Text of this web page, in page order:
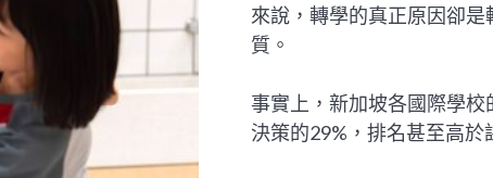
來說，轉學的真正原因卻
質。
事實上，新加坡各國際學
決策的29%，排名甚至高於